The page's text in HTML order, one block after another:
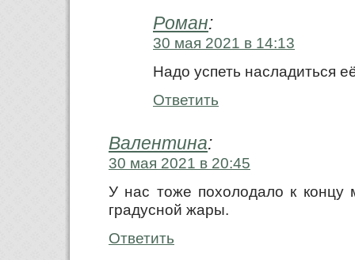
Роман:
30 мая 2021 в 14:13
Надо успеть насладиться
Ответить
Валентина:
30 мая 2021 в 20:45
У нас тоже похолодало к концу
градусной жары.
Ответить